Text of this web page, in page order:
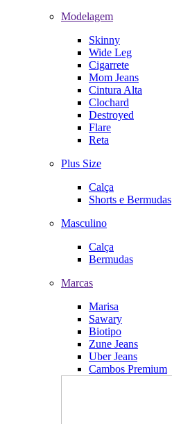
Modelagem
Skinny
Wide Leg
Cigarrete
Mom Jeans
Cintura Alta
Clochard
Destroyed
Flare
Reta
Plus Size
Calça
Shorts e Bermudas
Masculino
Calça
Bermudas
Marcas
Marisa
Sawary
Biotipo
Zune Jeans
Uber Jeans
Cambos Premium